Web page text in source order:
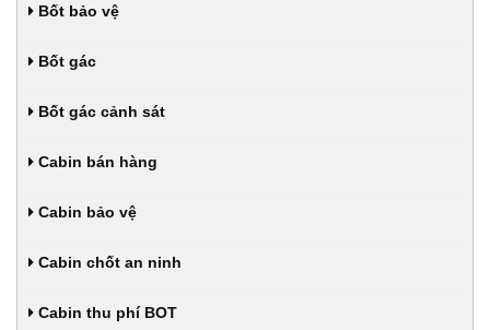
Bốt bảo vệ
Bốt gác
Bốt gác cảnh sát
Cabin bán hàng
Cabin bảo vệ
Cabin chốt an ninh
Cabin thu phí BOT